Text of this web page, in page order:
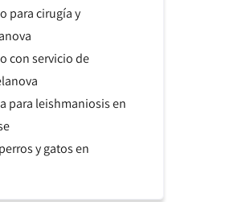
para cirugía y
con servicio de
para leishmaniosis en
y gatos en